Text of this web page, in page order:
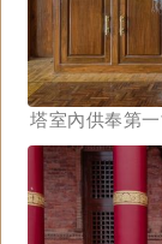
塔室內供奉第